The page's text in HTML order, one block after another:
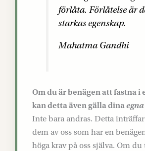
förlåta. Förlåtelse är
starkas egenskap.
Mahatma Gandhi
Om du är benägen att fastna i
kan detta även gälla dinaegna
Inte bara andras. Detta
dem av oss som har en
höga krav på oss själva. Om